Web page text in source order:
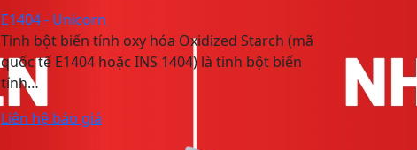
E1404 - Unicorn
Tinh bột biến tính oxy hóa Oxidized Starch (mã
quốc tế E1404 hoặc INS 1404) là tinh bột biến
tính…
Liên hệ báo giá